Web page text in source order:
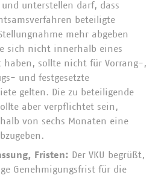
unterstellen darf, dass
beteiligte
mehr abgeben
sich nicht innerhalb eines
haben, sollte nicht für Vorrang-,
und festgesetzte
gelten. Die zu beteiligende
aber verpflichtet sein,
von sechs Monaten eine
Fristen: Der VKU begrüßt,
Genehmigungsfrist für die